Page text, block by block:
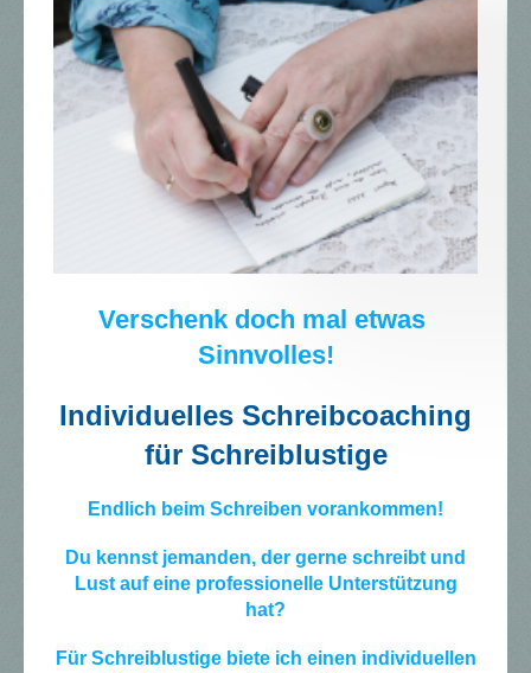
Verschenk doch mal etwas
Sinnvolles!
Individuelles Schreibcoaching
für Schreiblustige
Endlich beim Schreiben vorankommen!
Du kennst jemanden, der gerne schreibt und
Lust auf eine professionelle Unterstützung
hat?
Für Schreiblustige biete ich einen individuellen